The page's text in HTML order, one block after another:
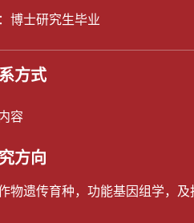
博士研究生毕业
方式
容
方向
物遗传育种，功能基因组学，